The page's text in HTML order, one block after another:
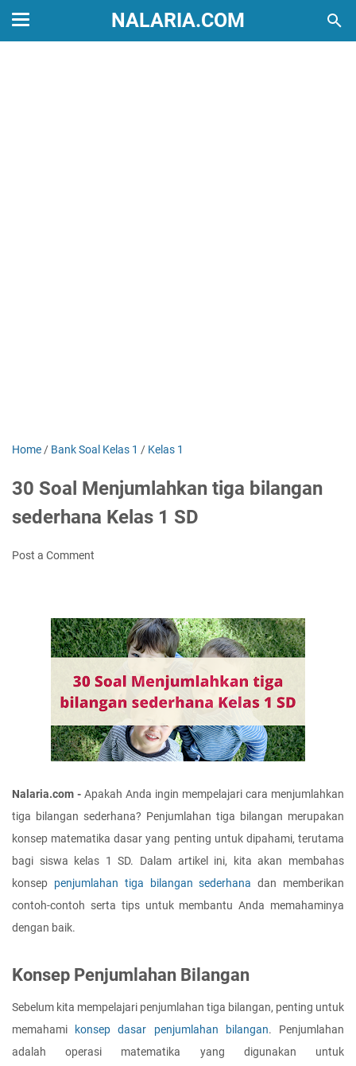
NALARIA.COM
Home / Bank Soal Kelas 1 / Kelas 1
30 Soal Menjumlahkan tiga bilangan
sederhana Kelas 1 SD
Post a Comment
Nalaria.com - Apakah Anda ingin mempelajari cara menjumlahkan
tiga bilangan sederhana? Penjumlahan tiga bilangan merupakan
konsep matematika dasar yang penting untuk dipahami, terutama
bagi siswa kelas 1 SD. Dalam artikel ini, kita akan membahas
konsep penjumlahan tiga bilangan sederhana dan memberikan
contoh-contoh serta tips untuk membantu Anda memahaminya
dengan baik.
Konsep Penjumlahan Bilangan
Sebelum kita mempelajari penjumlahan tiga bilangan, penting untuk
memahami
konsep dasar penjumlahan bilangan. Penjumlahan
adalah operasi matematika yang digunakan untuk